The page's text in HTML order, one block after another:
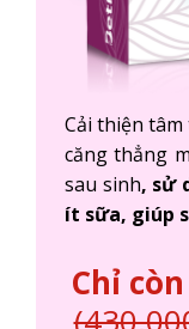
Cải thiện
căng thẳng
sau sinh, sử
ít sữa, giúp
Chỉ